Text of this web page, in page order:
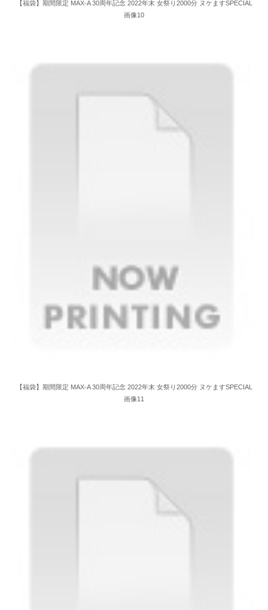
【福袋】期間限定 MAX-A 30周年記念 2022年末 女祭り2000分 ヌケますSPECIAL
画像10
【福袋】期間限定 MAX-A 30周年記念 2022年末 女祭り2000分 ヌケますSPECIAL
画像11